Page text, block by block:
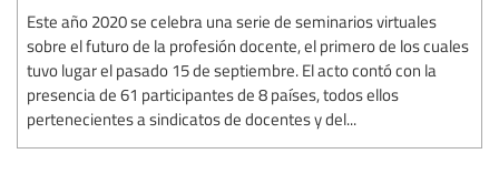
Este año 2020 se celebra una serie de seminarios virtuales
sobre el futuro de la profesión docente, el primero de los cuales
tuvo lugar el pasado 15 de septiembre. El acto contó con la
presencia de 61 participantes de 8 países, todos ellos
pertenecientes a sindicatos de docentes y del...